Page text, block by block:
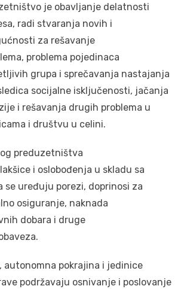
je obavljanje delatnosti
radi stvaranja novih i
za rešavanje
problema pojedinaca
grupa i sprečavanja nastajanja
socijalne isključenosti, jačanja
i rešavanja drugih problema u
i društvu u celini.
preduzetništva
i oslobođenja u skladu sa
se uređuju porezi, doprinosi za
osiguranje, naknada
dobara i druge
autonomna pokrajina i jedinice
podržavaju osnivanje i poslovanje